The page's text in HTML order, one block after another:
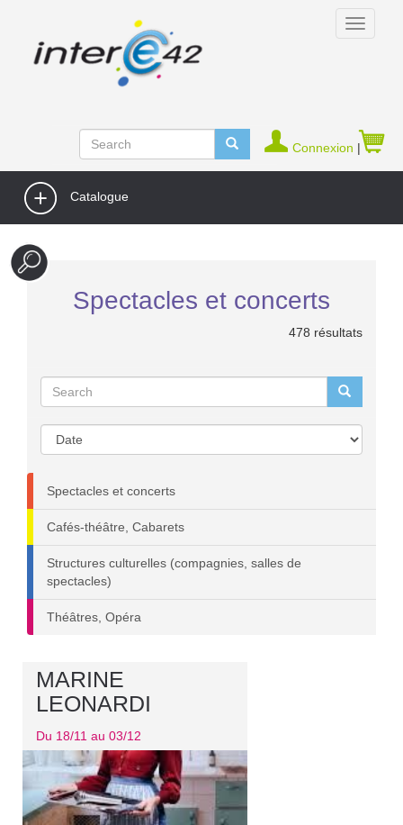
Connexion |
Catalogue
Spectacles et concerts
478 résultats
Spectacles et concerts
Cafés-théâtre, Cabarets
Structures culturelles (compagnies, salles de
spectacles)
Théâtres, Opéra
MARINE
LEONARDI
Du 18/11 au 03/12